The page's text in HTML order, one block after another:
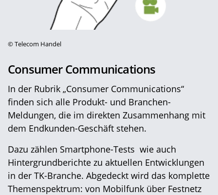
©Telecom Handel
Consumer Communications
In der Rubrik „Consumer Communications“
finden sich alle Produkt- und Branchen-
Meldungen, die im direkten Zusammenhang mit
dem Endkunden-Geschäft stehen.
Dazu zählen Smartphone-Tests wie auch
Hintergrundberichte zu aktuellen Entwicklungen
in der TK-Branche. Abgedeckt wird das komplette
Themenspektrum: von Mobilfunk über Festnetz